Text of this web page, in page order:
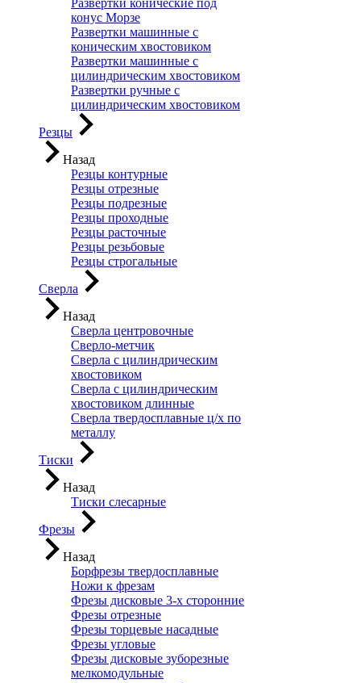
Развертки конические под
конус Морзе
Развертки машинные с
коническим хвостовиком
Развертки машинные с
цилиндрическим хвостовиком
Развертки ручные с
цилиндрическим хвостовиком
Резцы
Назад
Резцы контурные
Резцы отрезные
Резцы подрезные
Резцы проходные
Резцы расточные
Резцы резьбовые
Резцы строгальные
Сверла
Назад
Сверла центровочные
Сверло-метчик
Сверла с цилиндрическим
хвостовиком
Сверла с цилиндрическим
хвостовиком длинные
Сверла твердосплавные ц/х по
металлу
Тиски
Назад
Тиски слесарные
Фрезы
Назад
Борфрезы твердосплавные
Ножи к фрезам
Фрезы дисковые 3-х сторонние
Фрезы отрезные
Фрезы торцевые насадные
Фрезы угловые
Фрезы дисковые зуборезные
мелкомодульные